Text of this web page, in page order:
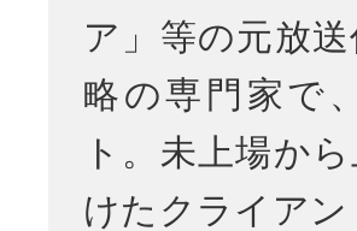
ア」等の元放
略の専門家で
ト。未上場か
けたクライア